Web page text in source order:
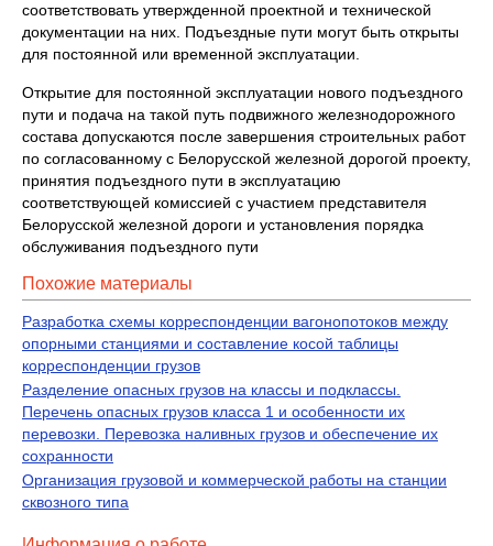
соответствовать утвержденной проектной и технической
документации на них. Подъездные пути могут быть открыты
для постоянной или временной эксплуатации.
Открытие для постоянной эксплуатации нового подъездного
пути и подача на такой путь подвижного железнодорожного
состава допускаются после завершения строительных работ
по согласованному с Белорусской железной дорогой проекту,
принятия подъездного пути в эксплуатацию
соответствующей комиссией с участием представителя
Белорусской железной дороги и установления порядка
обслуживания подъездного пути
Похожие материалы
Разработка схемы корреспонденции вагонопотоков между
опорными станциями и составление косой таблицы
корреспонденции грузов
Разделение опасных грузов на классы и подклассы.
Перечень опасных грузов класса 1 и особенности их
перевозки. Перевозка наливных грузов и обеспечение их
сохранности
Организация грузовой и коммерческой работы на станции
сквозного типа